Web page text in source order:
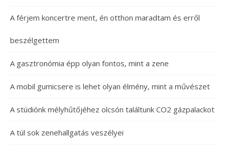
A férjem koncertre ment, én otthon maradtam és erről
beszélgettem
A gasztronómia épp olyan fontos, mint a zene
A mobil gumicsere is lehet olyan élmény, mint a művészet
A stúdiónk mélyhűtőjéhez olcsón találtunk CO2 gázpalackot
A túl sok zenehallgatás veszélyei